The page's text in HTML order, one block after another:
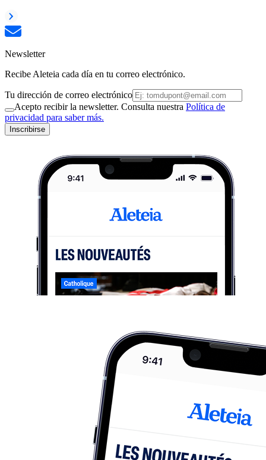
Newsletter
Recibe Aleteia cada día en tu correo electrónico.
Tu dirección de correo electrónico
Acepto recibir la newsletter. Consulta nuestra Política de
privacidad para saber más.
Inscribirse